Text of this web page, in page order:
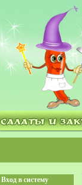
Вход в систему